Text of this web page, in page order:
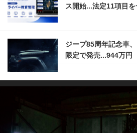
ス開始...法定11項目
ジープ85周年記念車
限定で発売...944万円